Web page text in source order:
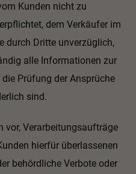
Kunden nicht zu
dem Verkäufer im
durch Dritte unverzüglich,
alle Informationen zur
Prüfung der Ansprüche
sind.
vor, Verarbeitungsaufträge
hierfür überlassenen
behördliche Verbote oder